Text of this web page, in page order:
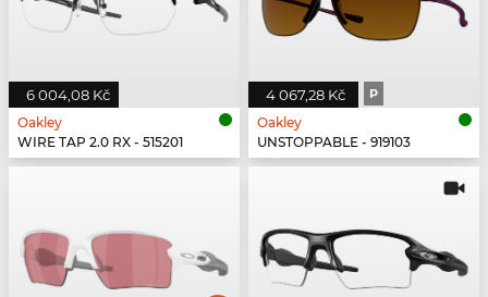
6 004,08 Kč
Oakley
WIRE TAP 2.0 RX - 515201
4 067,28 Kč P
Oakley
UNSTOPPABLE - 919103